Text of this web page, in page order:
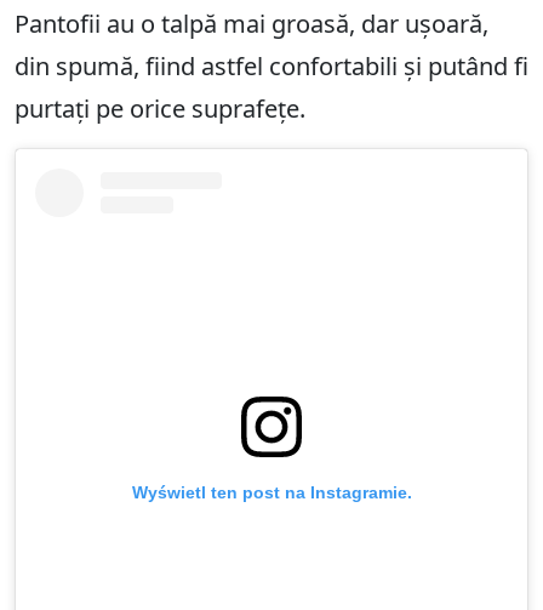
Pantofii au o talpă mai groasă, dar ușoară,
din spumă, fiind astfel confortabili și putând fi
purtați pe orice suprafețe.
Wyświetl ten post na Instagramie.